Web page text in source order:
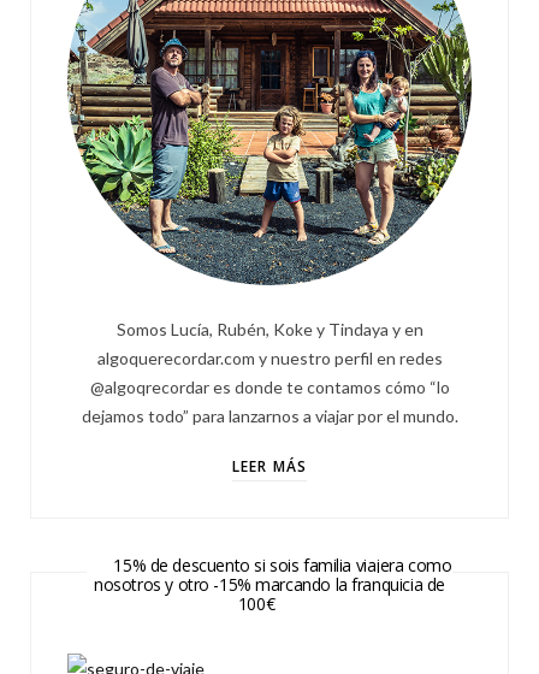
Somos Lucía, Rubén, Koke y Tindaya y en
algoquerecordar.com y nuestro perfil en redes
@algoqrecordar es donde te contamos cómo “lo
dejamos todo” para lanzarnos a viajar por el mundo.
LEER MÁS
15% de descuento si sois familia viajera como
nosotros y otro -15% marcando la franquicia de
100€